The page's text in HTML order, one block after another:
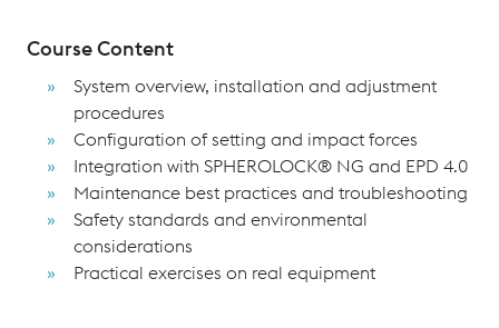
Course Content
System overview, installation and adjustment
procedures
Configuration of setting and impact forces
Integration with SPHEROLOCK® NG and EPD 4.0
Maintenance best practices and troubleshooting
Safety standards and environmental
considerations
Practical exercises on real equipment